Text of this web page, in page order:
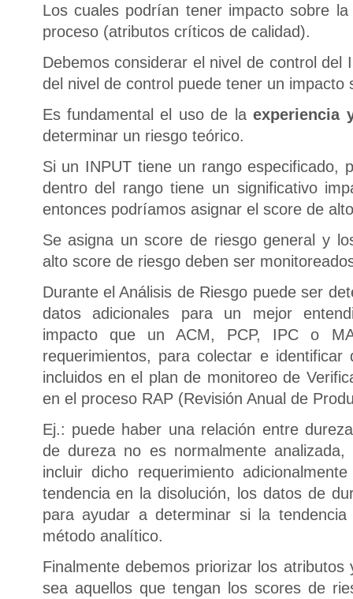
Los cuales podrían tener impacto sobre
proceso (atributos críticos de calidad).
Debemos considerar el nivel de control del
del nivel de control puede tener un impacto
Es fundamental el uso de laexperiencia
determinar un riesgo teórico.
Si un INPUT tiene un rango especificado,
dentro del rango tiene un significativo
entonces podríamos asignar el score de
Se asigna un score de riesgo general y
alto score de riesgo deben ser
Durante el Análisis de Riesgo puede ser
datos adicionales para un mejor
impacto que un ACM, PCP, IPC o
requerimientos, para colectar e identificar
incluidos en el plan de monitoreo de
en el proceso RAP (Revisión Anual de
Ej.: puede haber una relación entre
de dureza no es normalmente
incluir dicho requerimiento
tendencia en la disolución, los datos de
para ayudar a determinar si la
método analítico.
Finalmente debemos priorizar los
sea aquellos que tengan los scores de